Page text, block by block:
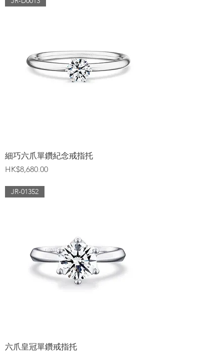
細巧六爪單鑽紀念戒指托
價格
HK$8,680.00
JR-01352
六爪皇冠單鑽戒指托